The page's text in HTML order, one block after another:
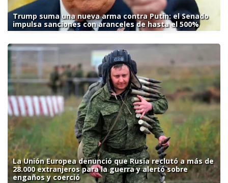
Trump suma una nueva arma contra Putin: el Senado
impulsa sanciones con aranceles de hasta el 500%
La Unión Europea denunció que Rusia reclutó a más de
28.000 extranjeros para la guerra y alertó sobre
engaños y coerció